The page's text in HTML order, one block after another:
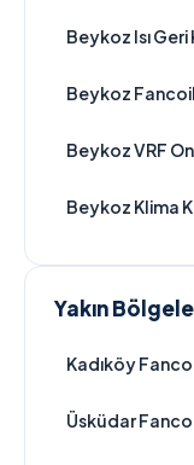
Beykoz Isı Geri
Beykoz Fancoil
Beykoz VRF
Beykoz Klima
Yakın
Kadıköy
Üsküdar